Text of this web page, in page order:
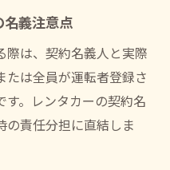
名義注意点
際は、契約名義人と実際
たは全員が運転者登録さ
。レンタカーの契約名
の責任分担に直結しま